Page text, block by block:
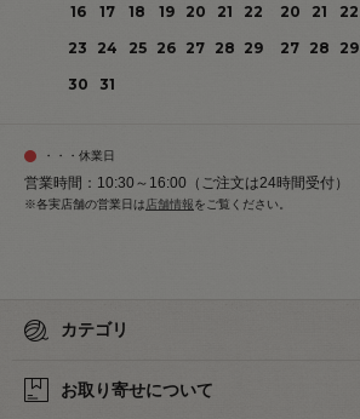
16
17 18 19 20 21
22
23
24 25 26 27 28 29
30
31
20
21 22
27 28 29
・・・休業日
営業時間：10:30～16:00（ご注文は24時間受付）
※各実店舗の営業日は 店舗情報をご覧ください。
カテゴリ
お取り寄せについて